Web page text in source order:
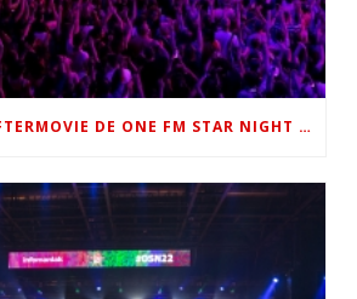
DÉCOUVREZ L’AFTERMOVIE DE ONE FM STAR NIGHT 2022 !